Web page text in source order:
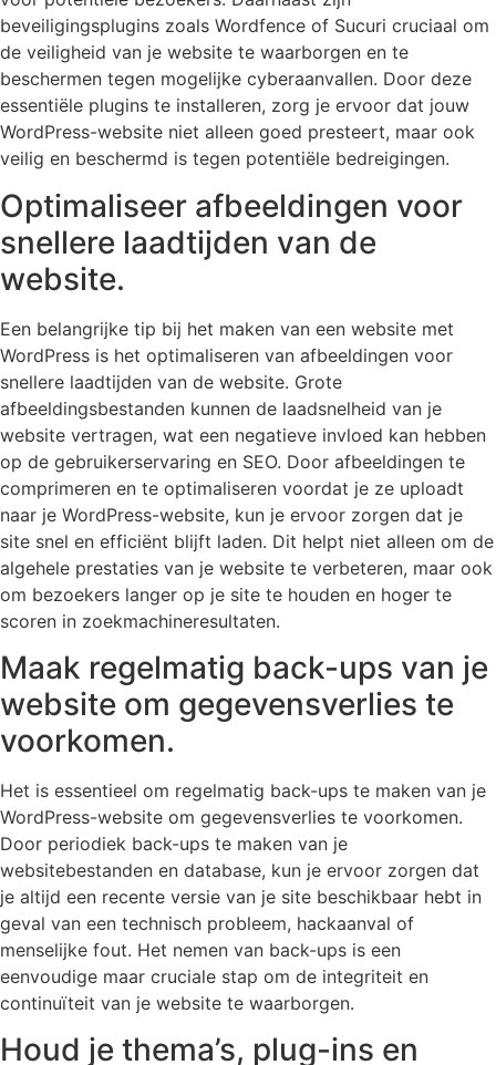
beveiligingsplugins zoals Wordfence of Sucuri cruciaal om
de veiligheid van je website te waarborgen en te
beschermen tegen mogelijke cyberaanvallen. Door deze
essentiële plugins te installeren, zorg je ervoor dat jouw
WordPress-website niet alleen goed presteert, maar ook
veilig en beschermd is tegen potentiële bedreigingen.
Optimaliseer afbeeldingen voor
snellere laadtijden van de
website.
Een belangrijke tip bij het maken van een website met
WordPress is het optimaliseren van afbeeldingen voor
snellere laadtijden van de website. Grote
afbeeldingsbestanden kunnen de laadsnelheid van je
website vertragen, wat een negatieve invloed kan hebben
op de gebruikerservaring en SEO. Door afbeeldingen te
comprimeren en te optimaliseren voordat je ze uploadt
naar je WordPress-website, kun je ervoor zorgen dat je
site snel en efficiënt blijft laden. Dit helpt niet alleen om de
algehele prestaties van je website te verbeteren, maar ook
om bezoekers langer op je site te houden en hoger te
scoren in zoekmachineresultaten.
Maak regelmatig back-ups van je
website om gegevensverlies te
voorkomen.
Het is essentieel om regelmatig back-ups te maken van je
WordPress-website om gegevensverlies te voorkomen.
Door periodiek back-ups te maken van je
websitebestanden en database, kun je ervoor zorgen dat
je altijd een recente versie van je site beschikbaar hebt in
geval van een technisch probleem, hackaanval of
menselijke fout. Het nemen van back-ups is een
eenvoudige maar cruciale stap om de integriteit en
continuïteit van je website te waarborgen.
Houd je thema’s, plug-ins en